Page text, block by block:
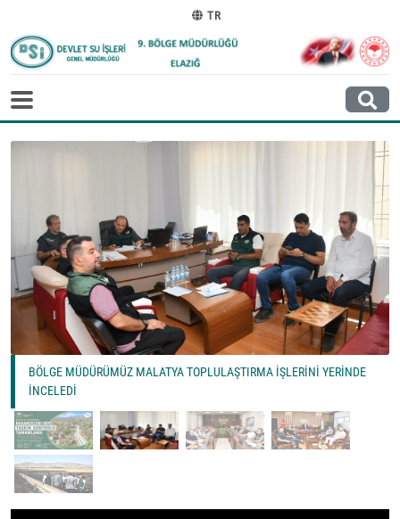
TR
BÖLGE MÜDÜRÜMÜZ MALATYA TOPLULAŞTIRMA İŞLERİNİ YERİNDE
İNCELEDİ